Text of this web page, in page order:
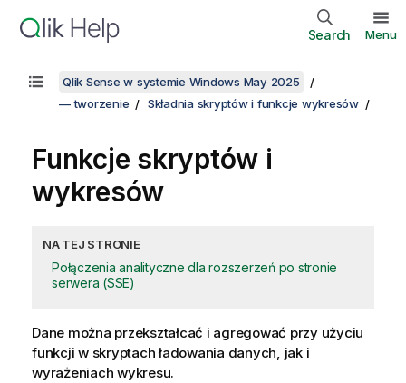
Search Menu
Qlik Sense w systemie Windows May 2025
— tworzenie
Składnia skryptów i funkcje wykresów
Funkcje skryptów i
wykresów
NA TEJ STRONIE
Połączenia analityczne dla rozszerzeń po stronie
serwera (SSE)
Dane można przekształcać i agregować przy użyciu
funkcji w skryptach ładowania danych, jak i
wyrażeniach wykresu.